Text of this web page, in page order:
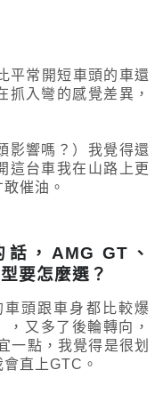
平常開短車頭的車還
抓入彎的感覺差異，
影響嗎？）我覺得還
這台車我在山路上更
催油。
，AMG GT、
要怎麼選？
頭跟車身都比較爆
又多了後輪轉向，
一點，我覺得是很划
直上GTC。